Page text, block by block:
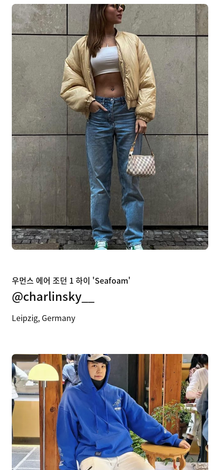
우먼스 에어 조던 1 하이 'Seafoam'
@charlinsky__
Leipzig, Germany